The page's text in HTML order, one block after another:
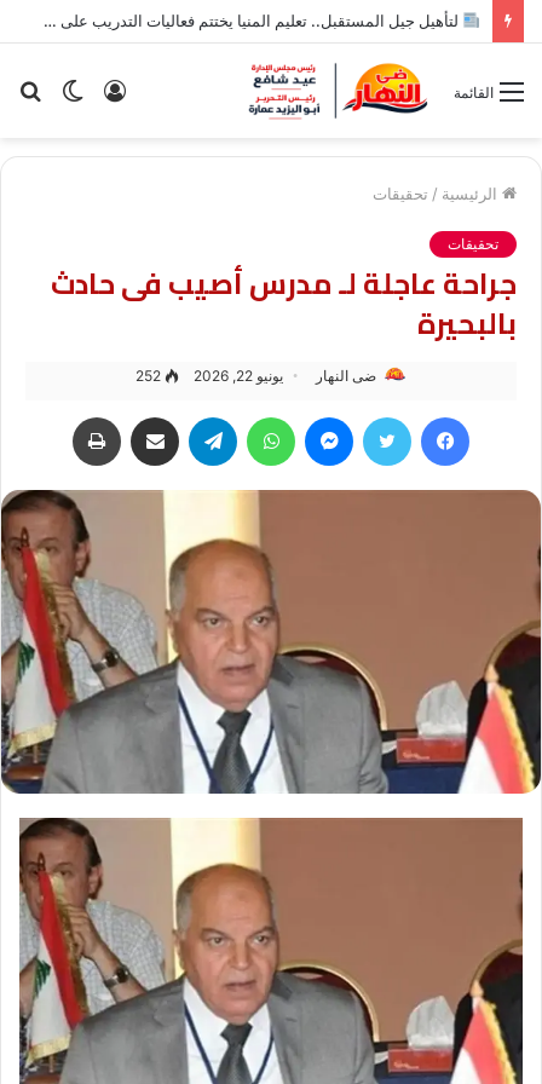
لتأهيل جيل المستقبل.. تعليم المنيا يختتم فعاليات التدريب على أدوات الذكاء الاصطناعي لطلاب الإعدادية
الوضع تسجيل
القائمة
الرئيسية / تحقيقات
تحقيقات
جراحة عاجلة لـ مدرس أصيب فى حادث
بالبحيرة
ضى النهار يونيو 22, 2026 252
فيسبوك تويتر ماسنجر واتساب تيلقرام مشاركة عبر البريد